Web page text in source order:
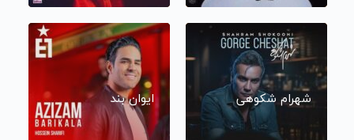
شهرام شکوهی ایوان بند